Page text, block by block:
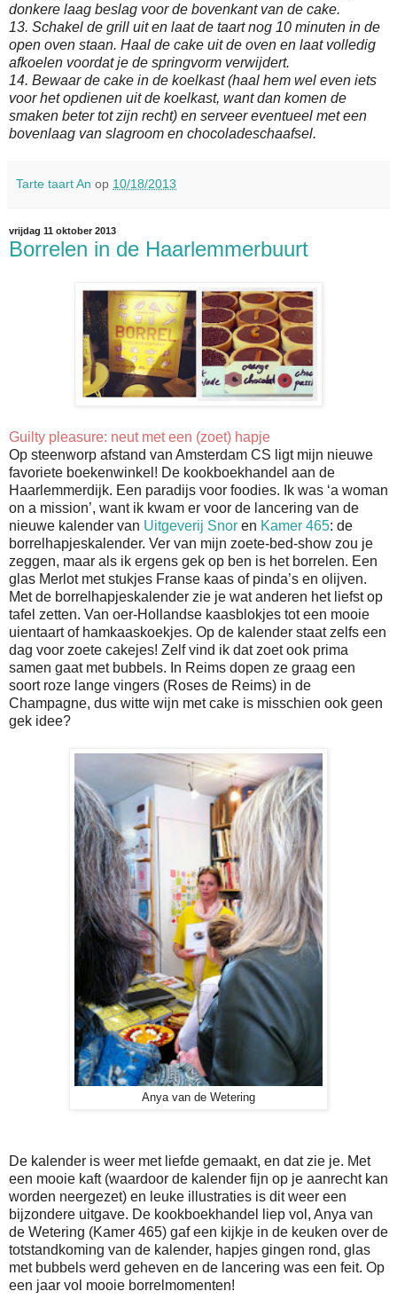
donkere laag beslag voor de bovenkant van de cake.
13. Schakel de grill uit en laat de taart nog 10 minuten in de
open oven staan. Haal de cake uit de oven en laat volledig
afkoelen voordat je de springvorm verwijdert.
14. Bewaar de cake in de koelkast (haal hem wel even iets
voor het opdienen uit de koelkast, want dan komen de
smaken beter tot zijn recht) en serveer eventueel met een
bovenlaag van slagroom en chocoladeschaafsel.
Tarte taart An op 10/18/2013
vrijdag 11 oktober 2013
Borrelen in de Haarlemmerbuurt
Guilty pleasure: neut met een (zoet) hapje
Op steenworp afstand van Amsterdam CS ligt mijn nieuwe
favoriete boekenwinkel! De kookboekhandel aan de
Haarlemmerdijk. Een paradijs voor foodies. Ik was ‘a woman
on a mission’, want ik kwam er voor de lancering van de
nieuwe kalender van Uitgeverij Snor en Kamer 465: de
borrelhapjeskalender. Ver van mijn zoete-bed-show zou je
zeggen, maar als ik ergens gek op ben is het borrelen. Een
glas Merlot met stukjes Franse kaas of pinda’s en olijven.
Met de borrelhapjeskalender zie je wat anderen het liefst op
tafel zetten. Van oer-Hollandse kaasblokjes tot een mooie
uientaart of hamkaaskoekjes. Op de kalender staat zelfs een
dag voor zoete cakejes! Zelf vind ik dat zoet ook prima
samen gaat met bubbels. In Reims dopen ze graag een
soort roze lange vingers (Roses de Reims) in de
Champagne, dus witte wijn met cake is misschien ook geen
gek idee?
Anya van de Wetering
De kalender is weer met liefde gemaakt, en dat zie je. Met
een mooie kaft (waardoor de kalender fijn op je aanrecht kan
worden neergezet) en leuke illustraties is dit weer een
bijzondere uitgave. De kookboekhandel liep vol, Anya van
de Wetering (Kamer 465) gaf een kijkje in de keuken over de
totstandkoming van de kalender, hapjes gingen rond, glas
met bubbels werd geheven en de lancering was een feit. Op
een jaar vol mooie borrelmomenten!